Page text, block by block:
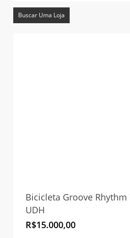
Buscar Uma Loja
Bicicleta Groove Rhythm
UDH
R$15.000,00